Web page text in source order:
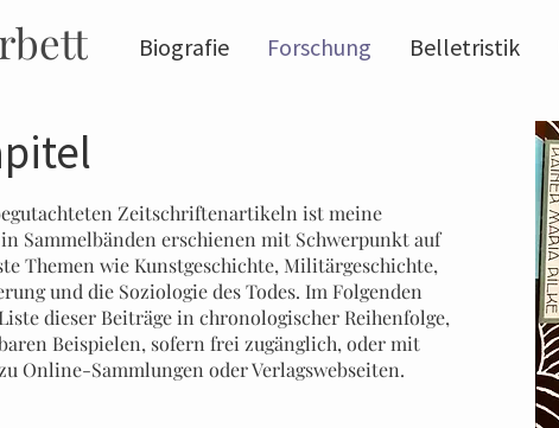
Biografie Forschung Belletristik
Zeitschriftenartikeln ist meine
Sammelbänden erschienen mit Schwerpunkt auf
Themen wie Kunstgeschichte, Militärgeschichte,
und die Soziologie des Todes. Im Folgenden
dieser Beiträge in chronologischer Reihenfolge,
Beispielen, sofern frei zugänglich, oder mit
Online-Sammlungen oder Verlagswebseiten.